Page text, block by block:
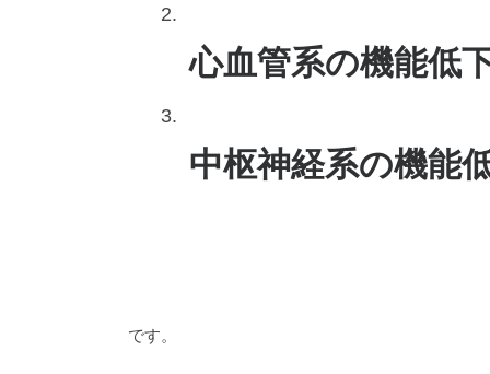
心血管系の機能低
中枢神経系の機能
です。